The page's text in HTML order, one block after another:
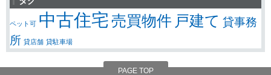
ペット可 中古住宅売買物件 戸建て 貸事務
所 貸店舗 貸駐車場
PAGE TOP